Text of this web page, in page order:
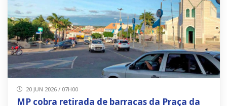
20 JUN 2026 / 07H00
MP cobra retirada de barracas da Praça da